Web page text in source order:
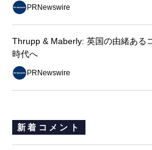
PRNewswire
Thrupp & Maberly: 英国の由緒ある
時代へ
PRNewswire
新着コメント